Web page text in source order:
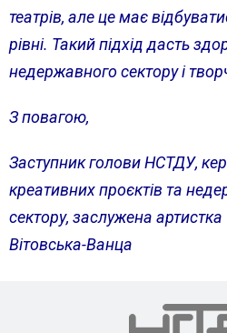
театрів, але це має
рівні. Такий підхід дасть
недержавного сектору і
З повагою,
Заступник голови НСТДУ,
креативних проєктів та
сектору, заслужена артистка
Вітовська-Ванца